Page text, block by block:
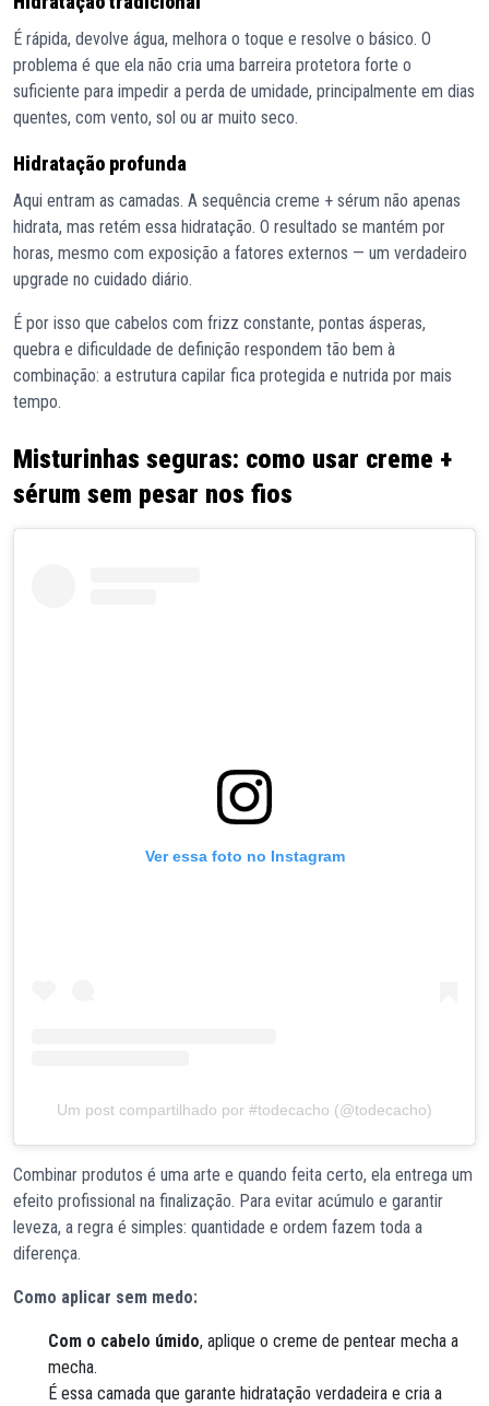
É rápida, devolve água, melhora o toque e resolve o básico. O
problema é que ela não cria uma barreira protetora forte o
suficiente para impedir a perda de umidade, principalmente em dias
quentes, com vento, sol ou ar muito seco.
Hidratação profunda
Aqui entram as camadas. A sequência creme + sérum não apenas
hidrata, mas retém essa hidratação. O resultado se mantém por
horas, mesmo com exposição a fatores externos — um verdadeiro
upgrade no cuidado diário.
É por isso que cabelos com frizz constante, pontas ásperas,
quebra e dificuldade de definição respondem tão bem à
combinação: a estrutura capilar fica protegida e nutrida por mais
tempo.
Misturinhas seguras: como usar creme +
sérum sem pesar nos fios
Ver essa foto no Instagram
Um post compartilhado por #todecacho (@todecacho)
Combinar produtos é uma arte e quando feita certo, ela entrega um
efeito profissional na finalização. Para evitar acúmulo e garantir
leveza, a regra é simples: quantidade e ordem fazem toda a
diferença.
Como aplicar sem medo:
Com o cabelo úmido, aplique o creme de pentear mecha a
mecha.
É essa camada que garante hidratação verdadeira e cria a